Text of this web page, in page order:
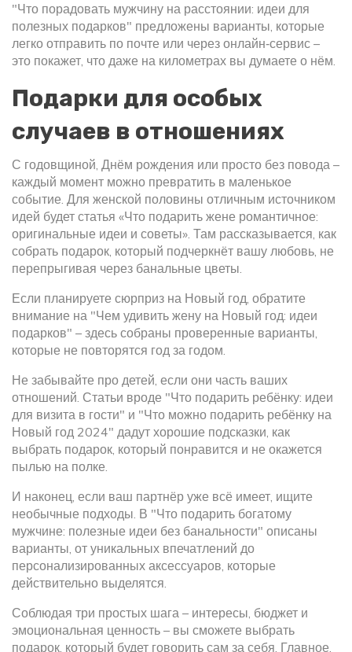
"Что порадовать мужчину на расстоянии: идеи для
полезных подарков" предложены варианты, которые
легко отправить по почте или через онлайн‑сервис –
это покажет, что даже на километрах вы думаете о нём.
Подарки для особых
случаев в отношениях
С годовщиной, Днём рождения или просто без повода –
каждый момент можно превратить в маленькое
событие. Для женской половины отличным источником
идей будет статья «Что подарить жене романтичное:
оригинальные идеи и советы». Там рассказывается, как
собрать подарок, который подчеркнёт вашу любовь, не
перепрыгивая через банальные цветы.
Если планируете сюрприз на Новый год, обратите
внимание на "Чем удивить жену на Новый год: идеи
подарков" – здесь собраны проверенные варианты,
которые не повторятся год за годом.
Не забывайте про детей, если они часть ваших
отношений. Статьи вроде "Что подарить ребёнку: идеи
для визита в гости" и "Что можно подарить ребёнку на
Новый год 2024" дадут хорошие подсказки, как
выбрать подарок, который понравится и не окажется
пылью на полке.
И наконец, если ваш партнёр уже всё имеет, ищите
необычные подходы. В "Что подарить богатому
мужчине: полезные идеи без банальности" описаны
варианты, от уникальных впечатлений до
персонализированных аксессуаров, которые
действительно выделятся.
Соблюдая три простых шага – интересы, бюджет и
эмоциональная ценность – вы сможете выбрать
подарок, который будет говорить сам за себя. Главное,